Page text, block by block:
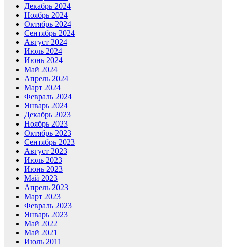
Декабрь 2024
Ноябрь 2024
Октябрь 2024
Сентябрь 2024
Август 2024
Июль 2024
Июнь 2024
Май 2024
Апрель 2024
Март 2024
Февраль 2024
Январь 2024
Декабрь 2023
Ноябрь 2023
Октябрь 2023
Сентябрь 2023
Август 2023
Июль 2023
Июнь 2023
Май 2023
Апрель 2023
Март 2023
Февраль 2023
Январь 2023
Май 2022
Май 2021
Июль 2011